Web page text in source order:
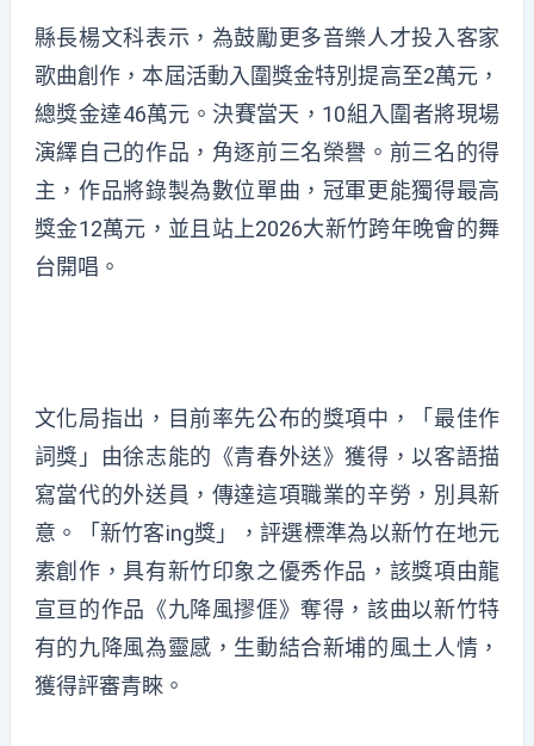
縣長楊文科表示，為鼓勵更多音樂人才投入客家
歌曲創作，本屆活動入圍獎金特別提高至2萬元，
總獎金達46萬元。決賽當天，10組入圍者將現場
演繹自己的作品，角逐前三名榮譽。前三名的得
主，作品將錄製為數位單曲，冠軍更能獨得最高
獎金12萬元，並且站上2026大新竹跨年晚會的舞
台開唱。
文化局指出，目前率先公布的獎項中，「最佳作
詞獎」由徐志能的《青春外送》獲得，以客語描
寫當代的外送員，傳達這項職業的辛勞，別具新
意。「新竹客ing獎」，評選標準為以新竹在地元
素創作，具有新竹印象之優秀作品，該獎項由龍
宣亘的作品《九降風摎𠊎》奪得，該曲以新竹特
有的九降風為靈感，生動結合新埔的風土人情，
獲得評審青睞。